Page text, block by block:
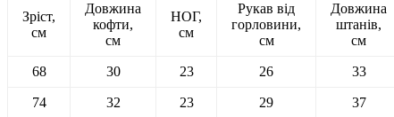
Зріст,
см
Довжина
кофти,
см
НОГ,
см
Рукав від
горловини,
см
Довжина
штанів,
см
68 30 23 26 33
74 32 23 29 37